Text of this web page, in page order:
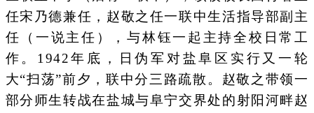
任宋乃德兼任，赵敬之任一联中生活指导部副主
任（一说主任），与林钰一起主持全校日常工
作。1942年底，日伪军对盐阜区实行又一轮
大“扫荡”前夕，联中分三路疏散。赵敬之带领一
部分师生转战在盐城与阜宁交界处的射阳河畔赵